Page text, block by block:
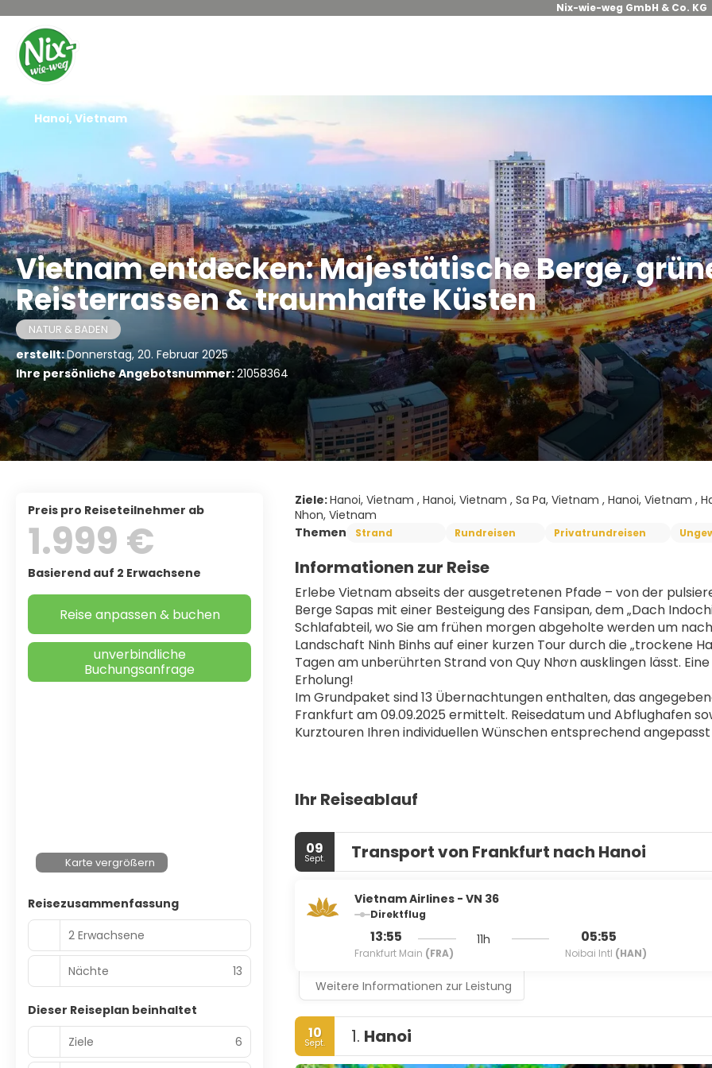
Nix-wie-weg GmbH & Co. KG
Vietnam entdecken: Majestätische Berge,
Reisterrassen & traumhafte Küsten
NATUR & BADEN
erstellt:Donnerstag, 20. Februar 2025
Ihre persönliche Angebotsnummer:21058364
Hanoi, Vietnam
Ziele:Hanoi, Vietnam , Hanoi, Vietnam , Sa Pa, Vietnam , Hanoi, Vietnam ,
Nhon, Vietnam
Themen
Strand Rundreisen Privatrundreisen
Informationen zur Reise
Erlebe Vietnam abseits der ausgetretenen Pfade – von der
Berge Sapas mit einer Besteigung des Fansipan, dem „Dach
Schlafabteil, wo Sie am frühen morgen abgeholte werden um
Landschaft Ninh Binhs auf einer kurzen Tour durch die „trockene
Tagen am unberührten Strand von Quy Nhơn ausklingen lässt.
Erholung!
Im Grundpaket sind 13 Übernachtungen enthalten, das
Frankfurt am 09.09.2025 ermittelt. Reisedatum und Abflughafen
Kurztouren Ihren individuellen Wünschen entsprechend
Ihr Reiseablauf
09
Sept. Transport von Frankfurt nach Hanoi
Vietnam Airlines - VN 36
Direktflug
13:55
Frankfurt Main (FRA)
11h 05:55
Noibai Intl (HAN)
Weitere Informationen zur Leistung
10
Sept. 1. Hanoi
Preis pro Reiseteilnehmer ab
1.999 €
Basierend auf 2 Erwachsene
Reise anpassen & buchen
unverbindliche
Buchungsanfrage
Karte vergrößern
Reisezusammenfassung
2 Erwachsene
Nächte 13
Dieser Reiseplan beinhaltet
Ziele
6